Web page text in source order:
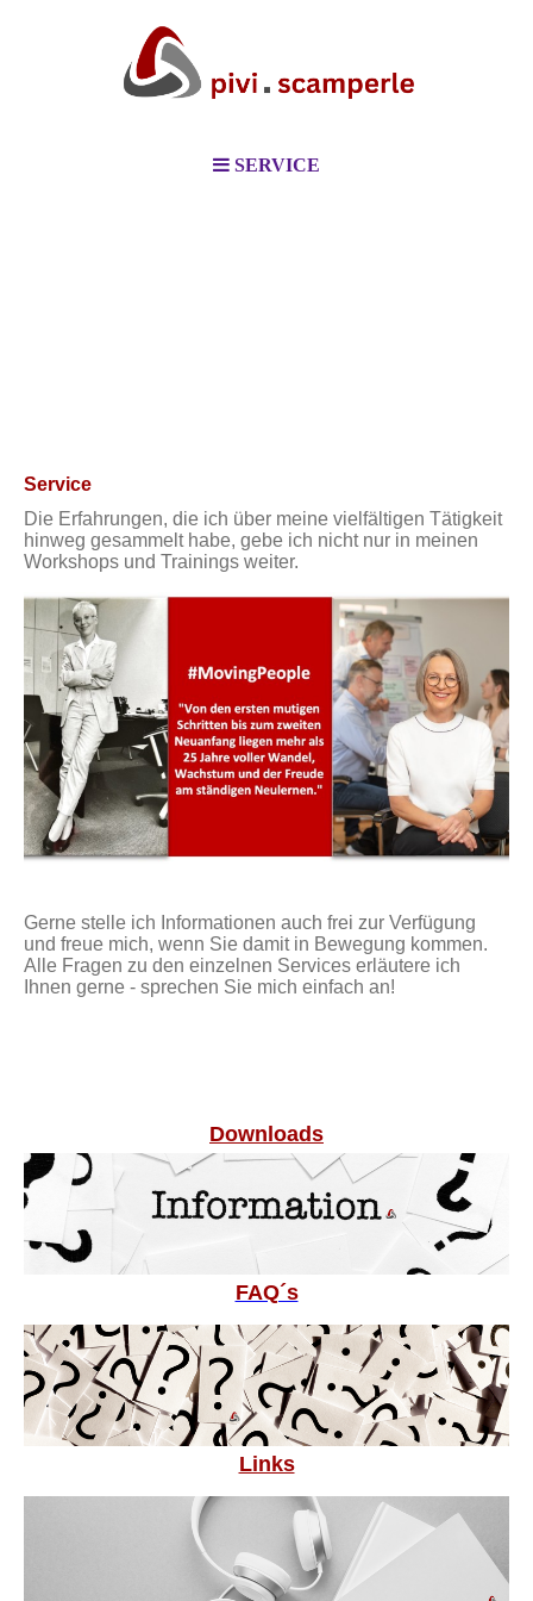
SERVICE
Service
Die Erfahrungen, die ich über meine vielfältigen Tätigkeit
hinweg gesammelt habe, gebe ich nicht nur in meinen
Workshops und Trainings weiter.
Gerne stelle ich Informationen auch frei zur Verfügung
und freue mich, wenn Sie damit in Bewegung kommen.
Alle Fragen zu den einzelnen Services erläutere ich
Ihnen gerne - sprechen Sie mich einfach an!
Downloads
FAQ´s
Links